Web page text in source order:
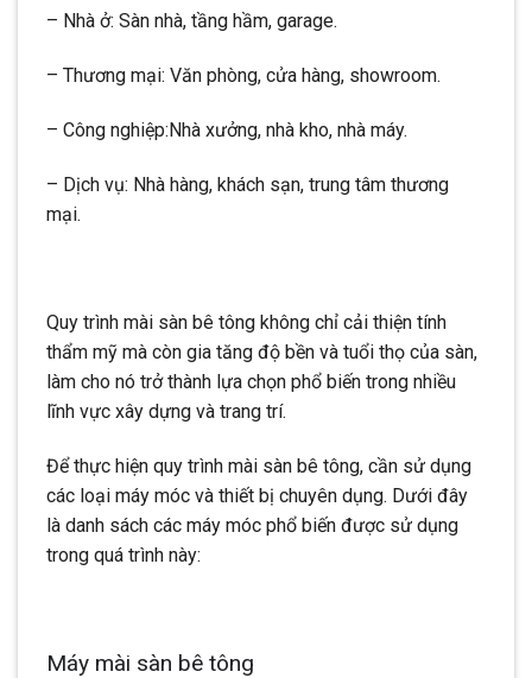
– Nhà ở: Sàn nhà, tầng hầm, garage.
– Thương mại: Văn phòng, cửa hàng, showroom.
– Công nghiệp:Nhà xưởng, nhà kho, nhà máy.
– Dịch vụ: Nhà hàng, khách sạn, trung tâm thương
mại.
Quy trình mài sàn bê tông không chỉ cải thiện tính
thẩm mỹ mà còn gia tăng độ bền và tuổi thọ của sàn,
làm cho nó trở thành lựa chọn phổ biến trong nhiều
lĩnh vực xây dựng và trang trí.
Để thực hiện quy trình mài sàn bê tông, cần sử dụng
các loại máy móc và thiết bị chuyên dụng. Dưới đây
là danh sách các máy móc phổ biến được sử dụng
trong quá trình này:
Máy mài sàn bê tông